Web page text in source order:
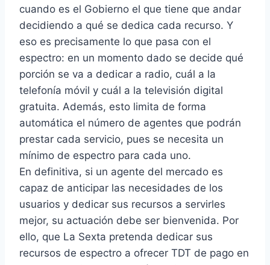
cuando es el Gobierno el que tiene que andar
decidiendo a qué se dedica cada recurso. Y
eso es precisamente lo que pasa con el
espectro: en un momento dado se decide qué
porción se va a dedicar a radio, cuál a la
telefonía móvil y cuál a la televisión digital
gratuita. Además, esto limita de forma
automática el número de agentes que podrán
prestar cada servicio, pues se necesita un
mínimo de espectro para cada uno.
En definitiva, si un agente del mercado es
capaz de anticipar las necesidades de los
usuarios y dedicar sus recursos a servirles
mejor, su actuación debe ser bienvenida. Por
ello, que La Sexta pretenda dedicar sus
recursos de espectro a ofrecer TDT de pago en